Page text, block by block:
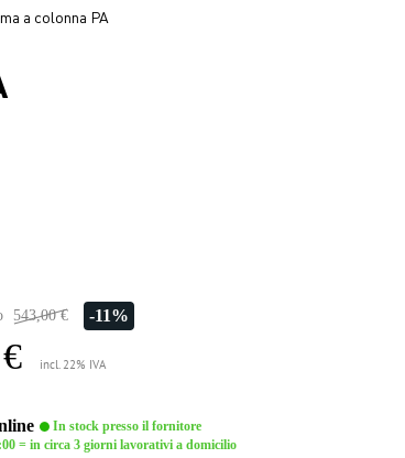
a colonna PA
543,00 € -11%
incl. 22% IVA
In stock presso il fornitore
= in circa 3 giorni lavorativi a domicilio